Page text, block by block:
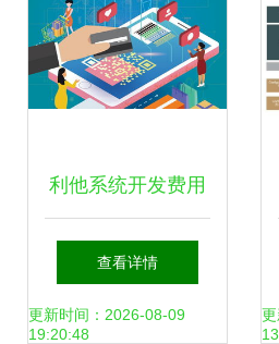
利他系统开发费用
解析 软件开发成本
构成与影响因素
查看详情
更新时间：2026-08-09
19:20:48